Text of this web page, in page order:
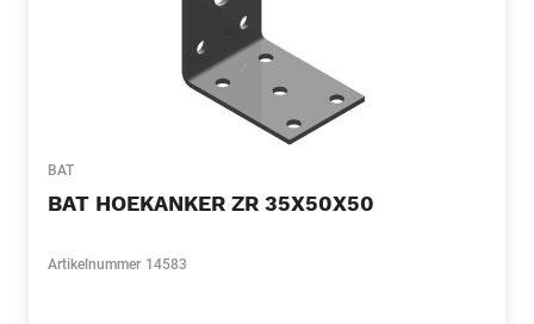
BAT
BAT HOEKANKER ZR 35X50X50
Artikelnummer 14583